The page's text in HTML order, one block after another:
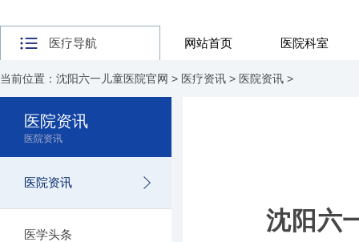
医疗导航 网站首页 医院科室
当前位置： 沈阳六一儿童医院官网 > 医疗资讯 > 医院资讯 >
医院资讯
医院资讯
医院资讯
医学头条
沈阳六